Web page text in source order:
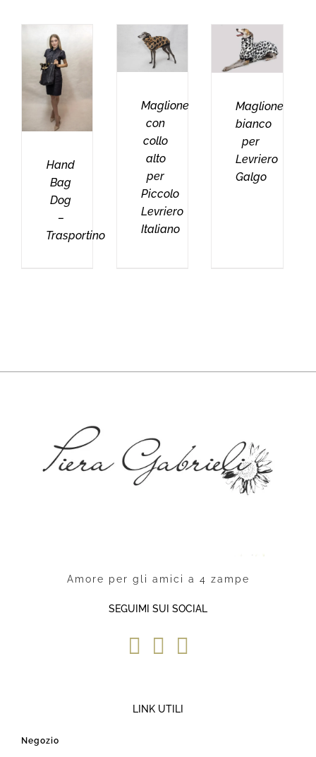
Hand
Bag
Dog
–
Trasportino
Maglione
con
collo
alto
per
Piccolo
Levriero
Italiano
Maglione
bianco
per
Levriero
Galgo
Amore per gli amici a 4 zampe
SEGUIMI SUI SOCIAL
LINK UTILI
Negozio